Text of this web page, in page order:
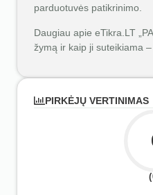
parduotuvės patikrinimo.
Daugiau apie eTikra.LT
žymą ir kaip ji suteikiama –
PIRKĖJŲ VERTINIMAS